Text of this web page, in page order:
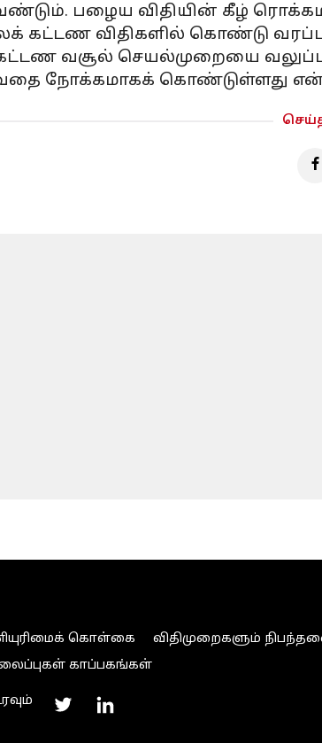
பழைய விதியின் கீழ்
கட்டண விதிகளில் கொண்டு
கட்டண வசூல் செயல்முறையை
நோக்கமாகக் கொண்டுள்ளது
கொள்கை விதிமுறைகளும்
காப்பகங்கள்